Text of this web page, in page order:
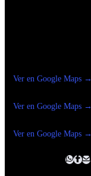
Ver en Google Maps →
Ver en Google Maps →
Ver en Google Maps →